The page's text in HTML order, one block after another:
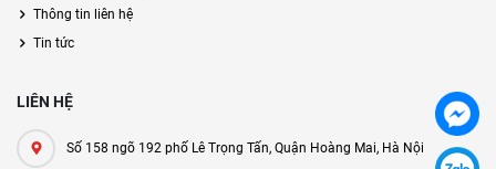
Thông tin liên hệ
Tin tức
LIÊN HỆ
Số 158 ngõ 192 phố Lê Trọng Tấn, Quận Hoàng Mai, Hà Nội